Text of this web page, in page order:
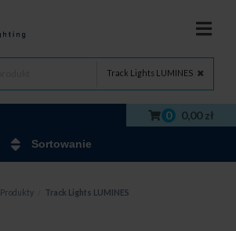
Track Lights LUMINES
0 0,00 zł
Sortowanie
Produkty Track Lights LUMINES